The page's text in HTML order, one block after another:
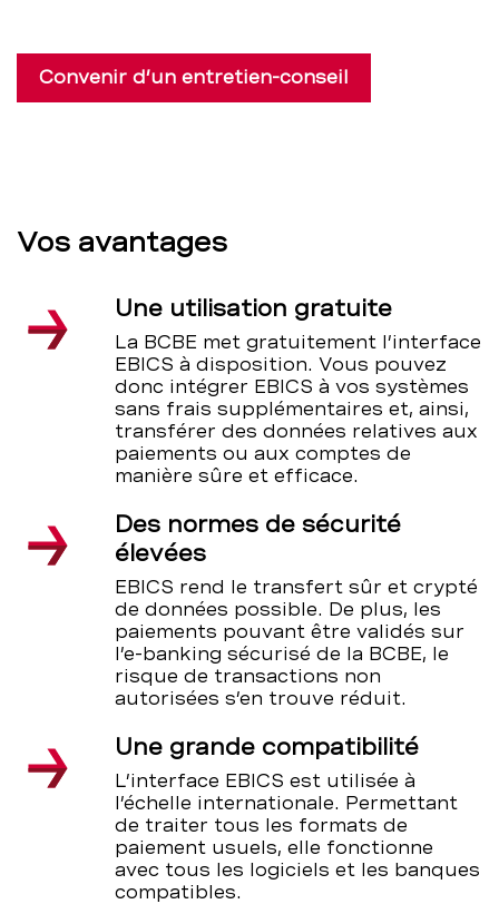
Convenir d’un entretien-conseil
Vos avantages
Une utilisation gratuite
La BCBE met gratuitement l’interface
EBICS à disposition. Vous pouvez
donc intégrer EBICS à vos systèmes
sans frais supplémentaires et, ainsi,
transférer des données relatives aux
paiements ou aux comptes de
manière sûre et efficace.
Des normes de sécurité
élevées
EBICS rend le transfert sûr et crypté
de données possible. De plus, les
paiements pouvant être validés sur
l’e-banking sécurisé de la BCBE, le
risque de transactions non
autorisées s’en trouve réduit.
Une grande compatibilité
L’interface EBICS est utilisée à
l’échelle internationale. Permettant
de traiter tous les formats de
paiement usuels, elle fonctionne
avec tous les logiciels et les banques
compatibles.